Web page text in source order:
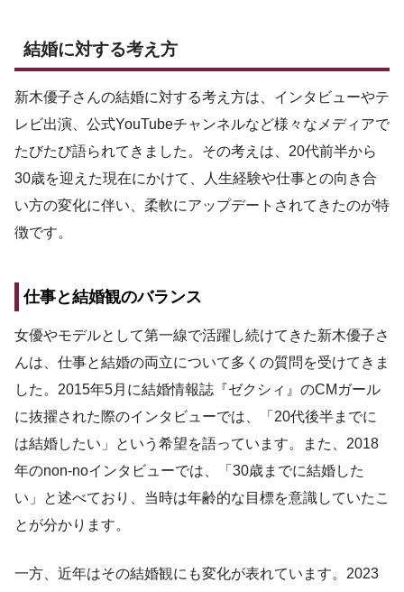
結婚に対する考え方
新木優子さんの結婚に対する考え方は、インタビューやテ
レビ出演、公式YouTubeチャンネルなど様々なメディアで
たびたび語られてきました。その考えは、20代前半から
30歳を迎えた現在にかけて、人生経験や仕事との向き合
い方の変化に伴い、柔軟にアップデートされてきたのが特
徴です。
仕事と結婚観のバランス
女優やモデルとして第一線で活躍し続けてきた新木優子さ
んは、仕事と結婚の両立について多くの質問を受けてきま
した。2015年5月に結婚情報誌『ゼクシィ』のCMガール
に抜擢された際のインタビューでは、「20代後半までに
は結婚したい」という希望を語っています。また、2018
年のnon-noインタビューでは、「30歳までに結婚した
い」と述べており、当時は年齢的な目標を意識していたこ
とが分かります。
一方、近年はその結婚観にも変化が表れています。2023